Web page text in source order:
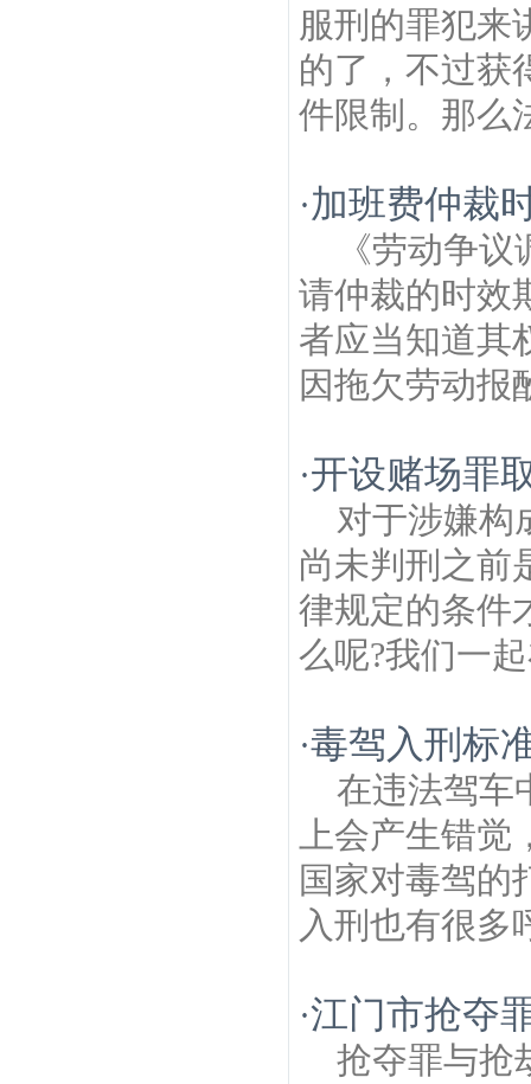
服刑的罪犯来
的了，不过获
件限制。那么
·加班费仲裁
《劳动争
请仲裁的时效
者应当知道其
因拖欠劳动报
·开设赌场罪
对于涉嫌构
尚未判刑之前
律规定的条件
么呢?我们一
·毒驾入刑标
在违法驾车
上会产生错
国家对毒驾的
入刑也有很多
·江门市抢夺
抢夺罪与抢